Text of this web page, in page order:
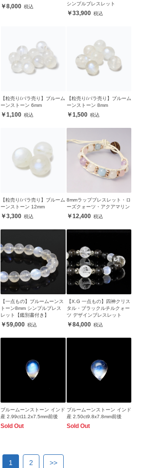
8,000
シンプルブレスレット
33,900
【粒売り/バラ売り】ブルーム
ーンストーン 6mm
1,100
【粒売り/バラ売り】ブルーム
ーンストーン 8mm
1,500
【粒売り/バラ売り】ブルーム
ーンストーン 12mm
3,300
8mmラップブレスレット・ロ
ーズクォーツ・アクアマリン
12,400
【一点もの】ブルームーンス
トーン8mm シンプルブレス
レット【鑑別書付き】
59,000
【X.G 一点もの】四神クリス
タル・ブラックルチルクォー
ツ デザインブレスレット
84,000
ブルームーンストーン インド
産 2.99ct11.2x7.5mm前後
Sold Out
ブルームーンストーン インド
産 2.50ct9.8x7.8mm前後
Sold Out
1 2 >>